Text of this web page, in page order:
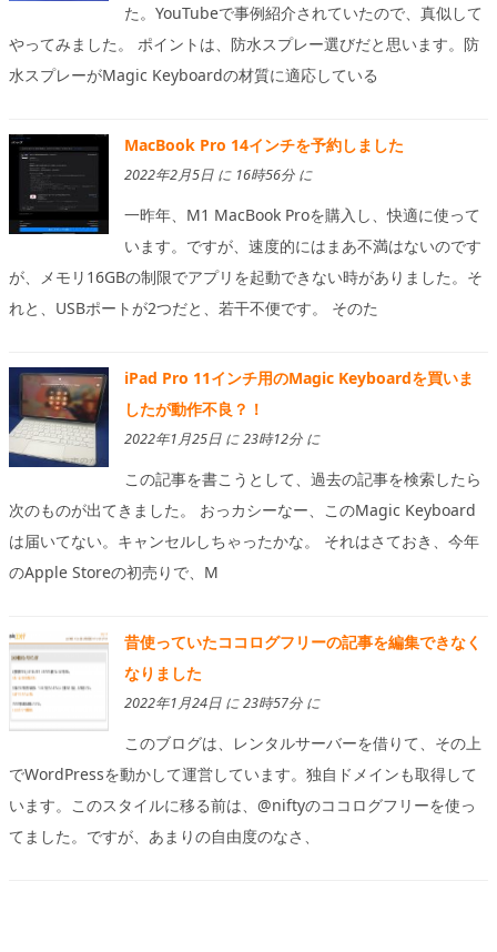
た。YouTubeで事例紹介されていたので、真似して
やってみました。 ポイントは、防水スプレー選びだと思います。防
水スプレーがMagic Keyboardの材質に適応している
MacBook Pro 14インチを予約しました
2022年2月5日 に 16時56分 に
一昨年、M1 MacBook Proを購入し、快適に使って
います。ですが、速度的にはまあ不満はないのです
が、メモリ16GBの制限でアプリを起動できない時がありました。そ
れと、USBポートが2つだと、若干不便です。 そのた
iPad Pro 11インチ用のMagic Keyboardを買いま
したが動作不良？！
2022年1月25日 に 23時12分 に
この記事を書こうとして、過去の記事を検索したら
次のものが出てきました。 おっカシーなー、このMagic Keyboard
は届いてない。キャンセルしちゃったかな。 それはさておき、今年
のApple Storeの初売りで、M
昔使っていたココログフリーの記事を編集できなく
なりました
2022年1月24日 に 23時57分 に
このブログは、レンタルサーバーを借りて、その上
でWordPressを動かして運営しています。独自ドメインも取得して
います。このスタイルに移る前は、@niftyのココログフリーを使っ
てました。ですが、あまりの自由度のなさ、